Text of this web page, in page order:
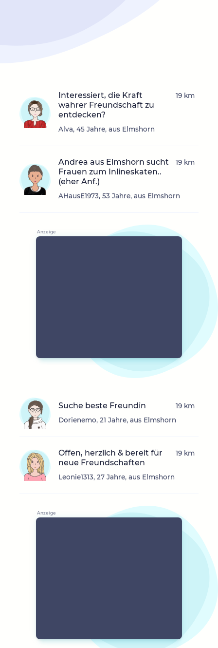
Interessiert, die Kraft
wahrer Freundschaft zu
entdecken?
Alva, 45 Jahre, aus Elmshorn
19 km
Andrea aus Elmshorn sucht
Frauen zum Inlineskaten..
(eher Anf.)
AHausE1973, 53 Jahre, aus Elmshorn
19 km
Suche beste Freundin
Dorienemo, 21 Jahre, aus Elmshorn
19 km
Offen, herzlich & bereit für
neue Freundschaften
Leonie1313, 27 Jahre, aus Elmshorn
19 km